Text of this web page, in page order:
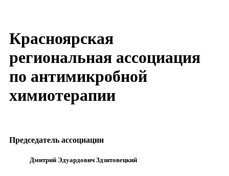
Красноярская
региональная ассоциация
по антимикробной
химиотерапии
Председатель ассоциации
Дмитрий Эдуардович Здзитовецкий